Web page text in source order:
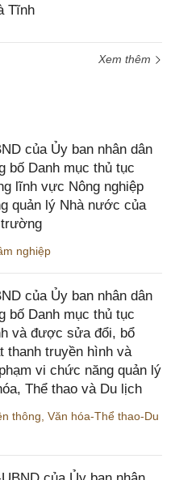
Tĩnh
Xem thêm
của Ủy ban nhân dân
bố Danh mục thủ tục
lĩnh vực Nông nghiệp
quản lý Nhà nước của
nghiệp
của Ủy ban nhân dân
bố Danh mục thủ tục
và được sửa đổi, bổ
thanh truyền hình và
vi chức năng quản lý
Thể thao và Du lịch
thông Văn hóa-Thể thao-Du